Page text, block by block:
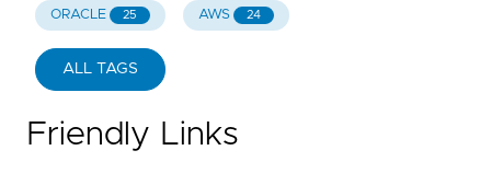
ORACLE 25 AWS 24
ALL TAGS
Friendly Links